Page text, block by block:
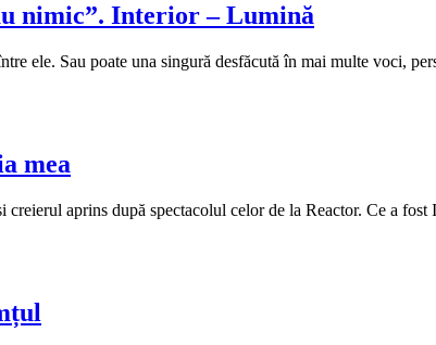
nimic”. Interior – Lumină
ele. Sau poate una singură desfăcută în mai multe voci,
mea
aprins după spectacolul celor de la Reactor. Ce a